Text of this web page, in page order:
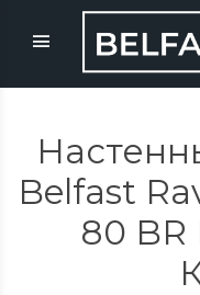
Belfast
80 BR